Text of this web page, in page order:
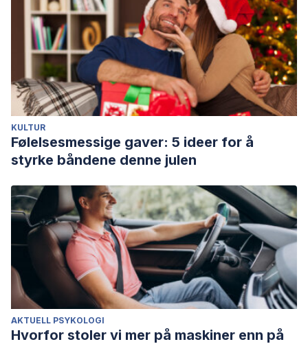
KULTUR
Følelsesmessige gaver: 5 ideer for å
styrke båndene denne julen
AKTUELL PSYKOLOGI
Hvorfor stoler vi mer på maskiner enn på